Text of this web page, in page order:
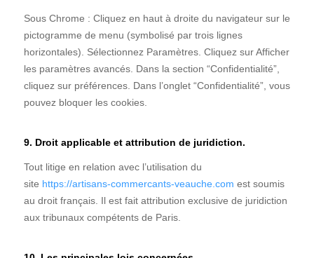
Sous Chrome : Cliquez en haut à droite du navigateur sur le
pictogramme de menu (symbolisé par trois lignes
horizontales). Sélectionnez Paramètres. Cliquez sur Afficher
les paramètres avancés. Dans la section “Confidentialité”,
cliquez sur préférences. Dans l’onglet “Confidentialité”, vous
pouvez bloquer les cookies.
9. Droit applicable et attribution de juridiction.
Tout litige en relation avec l’utilisation du
site https://artisans-commercants-veauche.com est soumis
au droit français. Il est fait attribution exclusive de juridiction
aux tribunaux compétents de Paris.